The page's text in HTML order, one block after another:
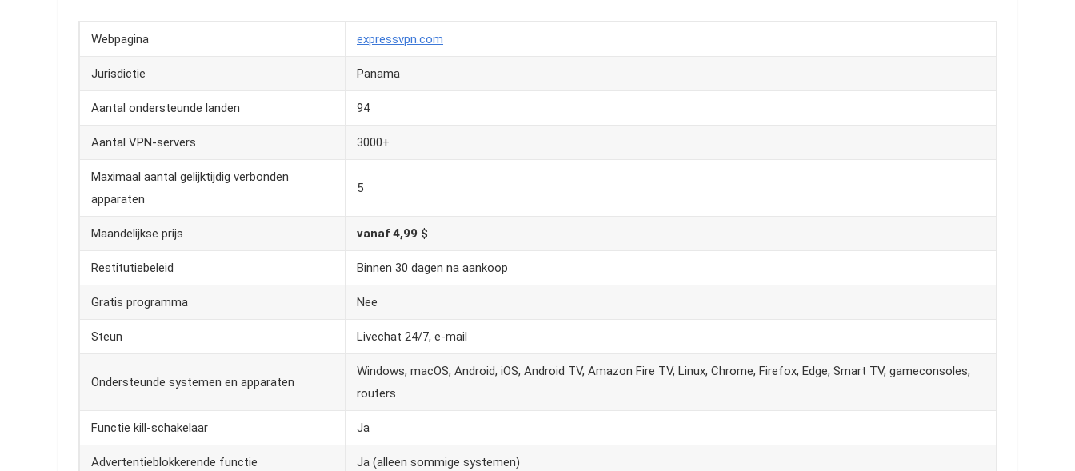
Webpagina expressvpn.com
Jurisdictie Panama
Aantal ondersteunde landen 94
Aantal VPN-servers 3000+
Maximaal aantal gelijktijdig verbonden
apparaten
5
Maandelijkse prijs vanaf 4,99 $
Restitutiebeleid Binnen 30 dagen na aankoop
Gratis programma Nee
Steun Livechat 24/7, e-mail
Ondersteunde systemen en apparaten
Windows, macOS, Android, iOS, Android TV, Amazon Fire TV, Linux, Chrome, Firefox, Edge, Smart TV, gameconsoles,
routers
Functie kill-schakelaar Ja
Advertentieblokkerende functie Ja (alleen sommige systemen)